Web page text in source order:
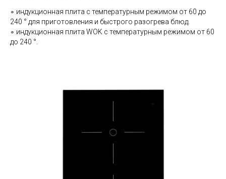
∘ индукционная плита с температурным режимом от 60 до
240 ° для приготовления и быстрого разогрева блюд.
∘ индукционная плита WOK с температурным режимом от 60
до 240 °.